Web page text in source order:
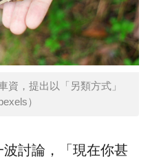
資，提出以「另類方式」
）
討論，「現在你甚